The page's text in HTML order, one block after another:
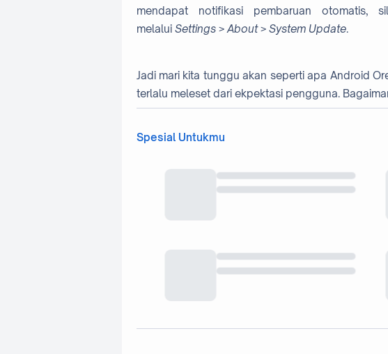
mendapat notifikasi pembaruan otomatis,
melalui Settings> About> System Update.
Jadi mari kita tunggu akan seperti apa Android
terlalu meleset dari ekpektasi pengguna.
Spesial Untukmu